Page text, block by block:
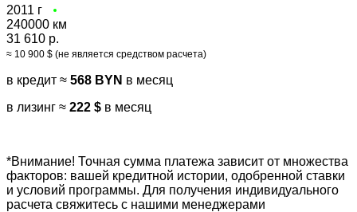
2011 г
240000 км
31 610 р.
≈ 10 900 $ (не является средством расчета)
в кредит ≈ 568 BYN в месяц
в лизинг ≈ 222 $ в месяц
*Внимание! Точная сумма платежа зависит от множества
факторов: вашей кредитной истории, одобренной ставки
и условий программы. Для получения индивидуального
расчета свяжитесь с нашими менеджерами